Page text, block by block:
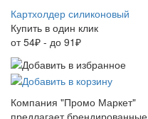
Картхолдер силиконовый
Купить в один клик
от 54₽ - до 91₽
Компания "Промо Маркет"
предлагает брендированные